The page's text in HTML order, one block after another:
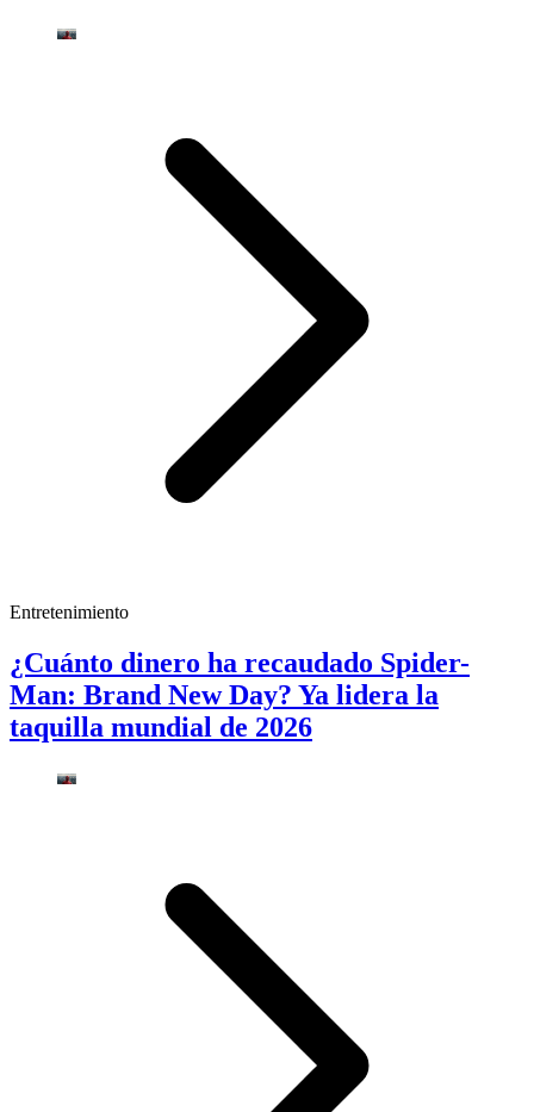
Entretenimiento
¿Cuánto dinero ha recaudado Spider-
Man: Brand New Day? Ya lidera la
taquilla mundial de 2026